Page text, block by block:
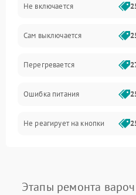
Не включается
Сам выключается
Перегревается
Ошибка питания
Не реагирует на кнопки
Этапы ремонта